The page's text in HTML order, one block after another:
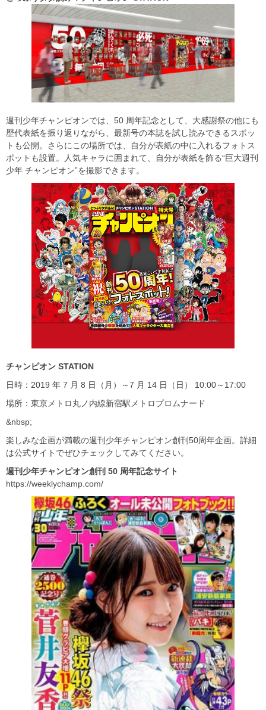
週刊少年チャンピオンでは、50 周年記念として、大感謝祭の他にも
歴代表紙を振り返りながら、最新号の本誌を試し読みできるスポッ
トも公開。さらにこの場所では、自分が表紙の中に入れるフォトス
ポットも設置。人気キャラに囲まれて、自分が表紙を飾る“巨大週刊
少年 チャンピオン”を撮影できます。
チャンピオン STATION
日時：2019 年 7 月 8 日（月）～7 月 14 日（日） 10:00～17:00
場所：東京メトロ丸ノ内線新宿駅メトロプロムナード
&nbsp;
楽しみな企画が満載の週刊少年チャンピオン創刊50周年企画。詳細
は公式サイトでぜひチェックしてみてください。
週刊少年チャンピオン創刊 50 周年記念サイト
https://weeklychamp.com/